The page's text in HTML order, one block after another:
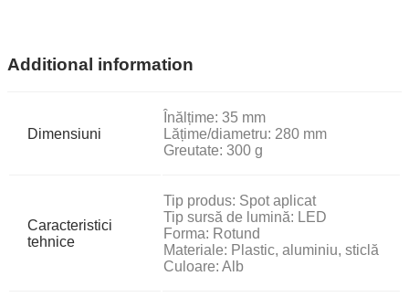
Additional information
Dimensiuni
Înălțime: 35 mm
Lățime/diametru: 280 mm
Greutate: 300 g
Caracteristici
tehnice
Tip produs: Spot aplicat
Tip sursă de lumină: LED
Forma: Rotund
Materiale: Plastic, aluminiu, sticlă
Culoare: Alb